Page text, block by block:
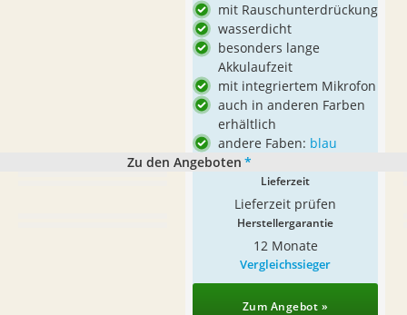
mit Rauschunterdrückung
wasserdicht
besonders lange
Akkulaufzeit
mit integriertem Mikrofon
auch in anderen Farben
erhältlich
andere Faben: blau
Zu den Angeboten *
Lieferzeit
Lieferzeit prüfen
Herstellergarantie
12 Monate
Vergleichssieger
Zum Angebot »